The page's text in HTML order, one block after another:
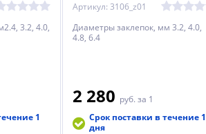
3.2, 4.0,
1
Артикул: 3106_z01
Диаметры заклепок, мм 3.2, 4.0,
4.8, 6.4
2 280 руб. за 1
Срок поставки в течение 1
дня